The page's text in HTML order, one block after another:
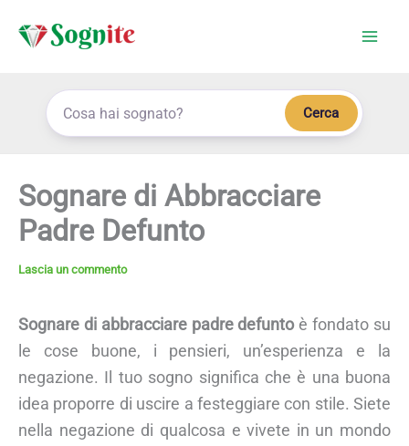
Cerca
Sognare di Abbracciare
Padre Defunto
Lascia un commento
Sognare di abbracciare padre defuntoè fondato su
le cose buone, i pensieri, un’esperienza e la
negazione. Il tuo sogno significa che è una buona
idea proporre di uscire a festeggiare con stile. Siete
nella negazione di qualcosa e vivete in un mondo